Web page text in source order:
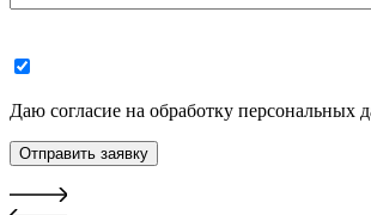
Даю согласие на обработку персональных
Отправить заявку